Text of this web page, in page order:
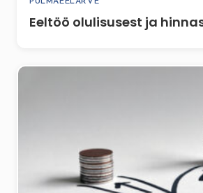
Eeltöö olulisusest ja